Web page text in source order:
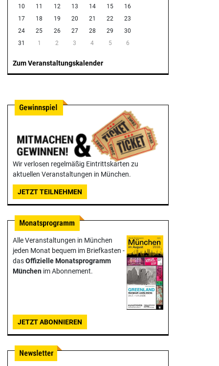
10
11 12 13 14 15
16
17
18 19 20 21 22
23
24
25 26 27 28 29
30
31
1 2 3 4 5 6
Zum Veranstaltungskalender
Wir verlosen regelmäßig Eintrittskarten zu
aktuellen Veranstaltungen in München.
JETZT TEILNEHMEN
Alle Veranstaltungen in München
jeden Monat bequem im Briefkasten -
dasOffizielle Monats­programm
München im Abonnement.
JETZT ABONNIEREN